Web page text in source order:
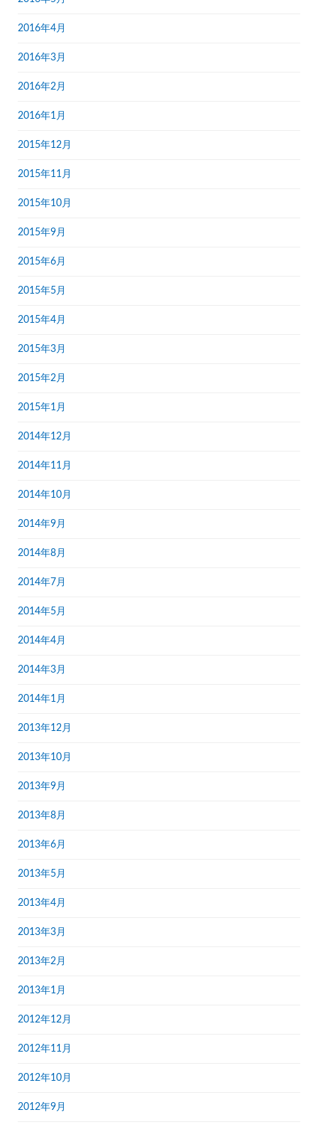
2016年4月
2016年3月
2016年2月
2016年1月
2015年12月
2015年11月
2015年10月
2015年9月
2015年6月
2015年5月
2015年4月
2015年3月
2015年2月
2015年1月
2014年12月
2014年11月
2014年10月
2014年9月
2014年8月
2014年7月
2014年5月
2014年4月
2014年3月
2014年1月
2013年12月
2013年10月
2013年9月
2013年8月
2013年6月
2013年5月
2013年4月
2013年3月
2013年2月
2013年1月
2012年12月
2012年11月
2012年10月
2012年9月